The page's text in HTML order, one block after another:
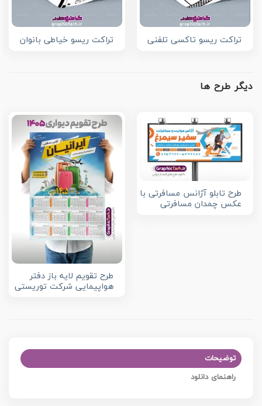
تراکت ریسو تاکسی تلفنی تراکت ریسو خیاطی بانوان
دیگر طرح ها
طرح تابلو آژانس مسافرتی با
عکس چمدان مسافرتی
طرح تقویم لایه باز دفتر
هواپیمایی شرکت توریستی
توضیحات
راهنمای دانلود